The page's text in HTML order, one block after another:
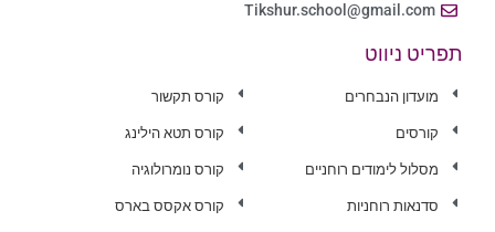
Tikshur.school@gmail.com
תפריט ניווט
מועדון הנבחרים
קורסים
מסלול לימודים רוחניים
סדנאות רוחניות
קורס תקשור
קורס תטא הילינג
קורס נומרולוגיה
קורס אקסס בארס